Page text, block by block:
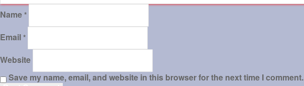
Name *
Email *
Website
Save my name, email, and website in this browser for the next time I comment.